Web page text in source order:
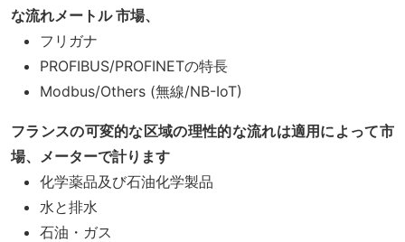
な流れメートル 市場、
フリガナ
PROFIBUS/PROFINETの特長
Modbus/Others (無線/NB-IoT)
フランスの可変的な区域の理性的な流れは適用によって市
場、メーターで計ります
化学薬品及び石油化学製品
水と排水
石油・ガス